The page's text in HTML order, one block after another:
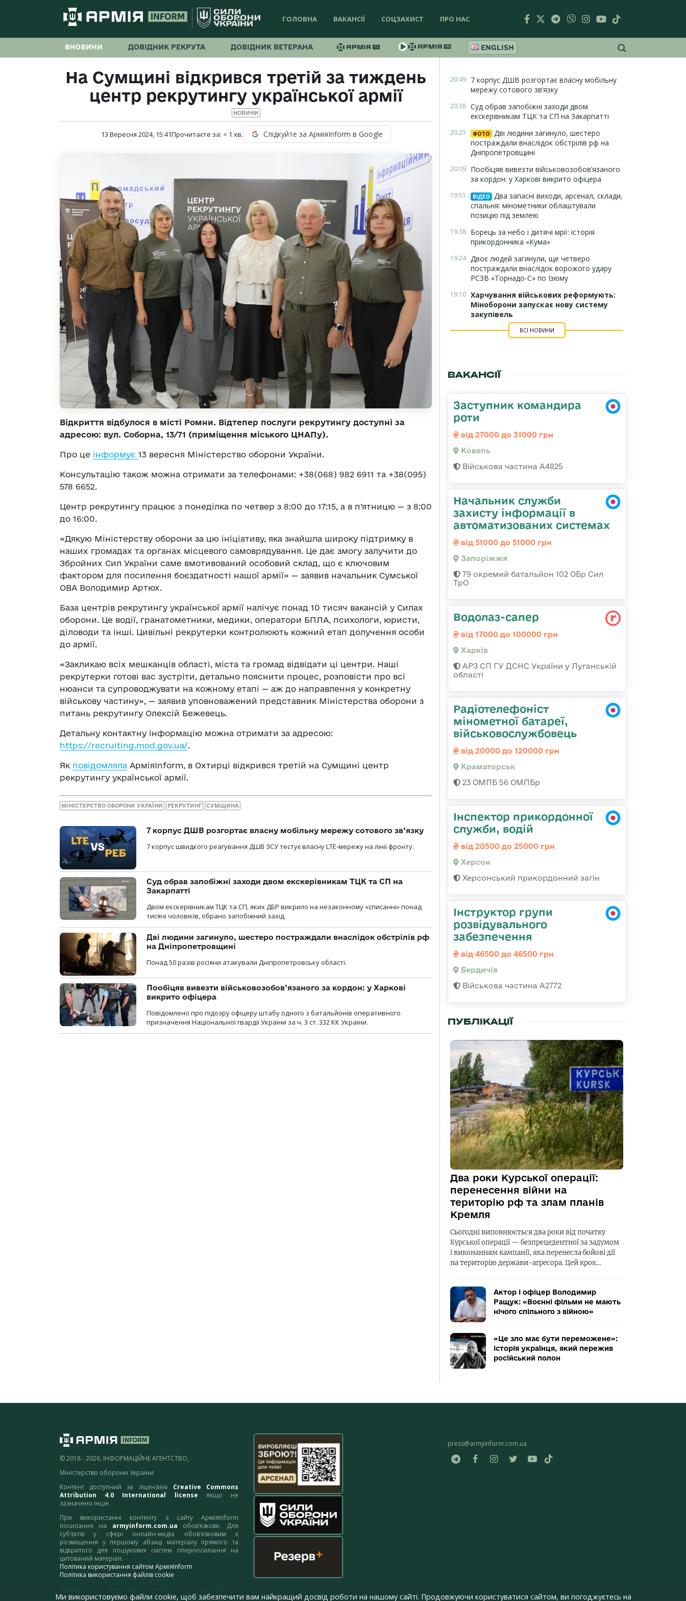
ГОЛОВНА ВАКАНСІЇ СОЦЗАХИСТ ПРО НАС
#НОВИНИ ДОВІДНИК РЕКРУТА ДОВІДНИК ВЕТЕРАНА ENGLISH
На Сумщині відкрився третій за тиждень
центр рекрутингу української армії
НОВИНИ
13 Вересня 2024, 15:41Прочитаєте за: < 1 хв. Слідкуйте за АрміяInform в Google
Відкриття відбулося в місті Ромни. Відтепер послуги рекрутингу доступні за
адресою: вул. Соборна, 13/71 (приміщення міського ЦНАПу).
Про це інформує 13 вересня Міністерство оборони України.
Консультацію також можна отримати за телефонами: +38(068) 982 6911 та +38(095)
578 6652.
Центр рекрутингу працює з понеділка по четвер з 8:00 до 17:15, а в п’ятницю — з 8:00
до 16:00.
«Дякую Міністерству оборони за цю ініціативу, яка знайшла широку підтримку в
наших громадах та органах місцевого самоврядування. Це дає змогу залучити до
Збройних Сил України саме вмотивований особовий склад, що є ключовим
фактором для посилення боєздатності нашої армії» — заявив начальник Сумської
ОВА Володимир Артюх.
База центрів рекрутингу української армії налічує понад 10 тисяч вакансій у Силах
оборони. Це водії, гранатометники, медики, оператори БПЛА, психологи, юристи,
діловоди та інші. Цивільні рекрутерки контролюють кожний етап долучення особи
до армії.
«Закликаю всіх мешканців області, міста та громад відвідати ці центри. Наші
рекрутерки готові вас зустріти, детально пояснити процес, розповісти про всі
нюанси та супроводжувати на кожному етапі — аж до направлення у конкретну
військову частину», — заявив уповноважений представник Міністерства оборони з
питань рекрутингу Олексій Бежевець.
Детальну контактну інформацію можна отримати за адресою:
https://recruiting.mod.gov.ua/.
Як повідомляла АрміяInform, в Охтирці відкрився третій на Сумщині центр
рекрутингу української армії.
МІНІСТЕРСТВО ОБОРОНИ УКРАЇНИ РЕКРУТИНГ СУМЩИНА
7 корпус ДШВ розгортає власну мобільну мережу сотового зв’язку
7 корпус швидкого реагування ДШВ ЗСУ тестує власну LTE-мережу на лінії фронту.
Суд обрав запобіжні заходи двом екскерівникам ТЦК та СП на
Закарпатті
Двом екскерівникам ТЦК та СП, яких ДБР викрило на незаконному «списанні» понад
тисячі чоловіків, обрано запобіжний захід.
Дві людини загинуло, шестеро постраждали внаслідок обстрілів рф
на Дніпропетровщині
Понад 50 разів росіяни атакували Дніпропетровську області.
Пообіцяв вивезти військовозобов’язаного за кордон: у Харкові
викрито офіцера
Повідомлено про підозру офіцеру штабу одного з батальйонів оперативного
призначення Національної гвардії України за ч. 3 ст. 332 КК України.
20:49 7 корпус ДШВ розгортає власну мобільну
мережу сотового зв’язку
20:38 Суд обрав запобіжні заходи двом
екскерівникам ТЦК та СП на Закарпатті
20:21 ФОТО
Дві людини загинуло, шестеро
постраждали внаслідок обстрілів рф на
Дніпропетровщині
20:09 Пообіцяв вивезти військовозобов’язаного
за кордон: у Харкові викрито офіцера
19:51 ВІДЕО
Два запасні виходи, арсенал, склади,
спальня: мінометники облаштували
позицію під землею
19:38 Борець за небо і дитячі мрії: історія
прикордонника «Кума»
19:24 Двоє людей загинули, ще четверо
постраждали внаслідок ворожого удару
РСЗВ «Торнадо-С» по Ізюму
19:10 Харчування військових реформують:
Міноборони запускає нову систему
закупівель
ВСІ НОВИНИ
ВАКАНСІЇ
Заступник командира
роти
від 27000 до 31000 грн
Ковель
Військова частина А4825
Начальник служби
захисту інформації в
автоматизованих системах
від 51000 до 51000 грн
Запоріжжя
79 окремий батальйон 102 ОБр Сил
ТрО
Водолаз-сапер
від 17000 до 100000 грн
Харків
АРЗ СП ГУ ДСНС України у Луганській
області
Радіотелефоніст
мінометної батареї,
військовослужбовець
від 20000 до 120000 грн
Краматорськ
23 ОМПБ 56 ОМПБр
Інспектор прикордонної
служби, водій
від 20500 до 25000 грн
Херсон
Херсонський прикордонний загін
Інструктор групи
розвідувального
забезпечення
від 46500 до 46500 грн
Бердичів
Військова частина А2772
ПУБЛІКАЦІЇ
Два роки Курської операції:
перенесення війни на
територію рф та злам планів
Кремля
Сьогодні виповнюється два роки від початку
Курської операції — безпрецедентної за задумом
і виконанням кампанії, яка перенесла бойові дії
на територію держави-агресора. Цей крок…
Актор і офіцер Володимир
Ращук: «Воєнні фільми не мають
нічого спільного з війною»
«Це зло має бути переможене»:
історія українця, який пережив
російський полон
© 2018 - 2026, ІНФОРМАЦІЙНЕ АГЕНТСТВО,
Міністерство оборони України
Контент доступний за ліцензією Creative Commons
Attribution 4.0 International license якщо не
зазначено інше.
При використанні контенту з сайту АрміяInform
посилання на armyinform.com.ua обов’язкове. Для
суб’єктів у сфері онлайн-медіа обов’язковим є
розміщення у першому абзаці матеріалу прямого та
відкритого для пошукових систем гіперпосилання на
цитований матеріал.
Політика користування сайтом АрміяInform
Політика використання файлів cookie
адресу:webmaster@armyinform.com.ua
press@armyinform.com.ua
Ми використовуємо файли cookie, щоб забезпечити вам найкращий досвід роботи на нашому сайті. Продовжуючи користуватися сайтом, ви погоджуєтесь на